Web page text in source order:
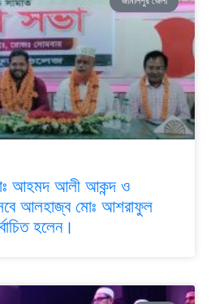
আহমদ আলী আকন্দ ও
আলহাজ্ব মোঃ আশরাফুল
হলেন।